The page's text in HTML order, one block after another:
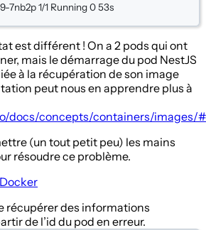
7nb2p1/1 Running053s
est différent ! On a 2 pods qui ont
mais le démarrage du pod NestJS
à la récupération de son image
peut nous en apprendre plus à
docs/concepts/containers/images/
(un tout petit peu) les mains
résoudre ce problème.
récupérer des informations
de l’id du pod en erreur.